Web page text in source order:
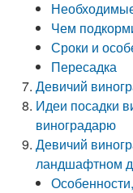
Чем
Сроки и
Пересадка
Девичий
Идеи посадки
виноградарю
Девичий
ландшафтном